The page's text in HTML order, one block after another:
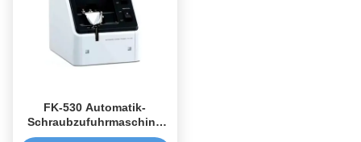
FK-530 Automatik-
Schraubzufuhrmaschine
4kg für M3-Schraub-